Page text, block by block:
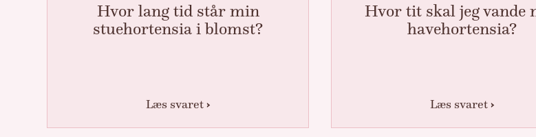
Hvor lang tid står min
stuehortensia i blomst?
Læs svaret
Hvor tit skal jeg vande
havehortensia?
Læs svaret